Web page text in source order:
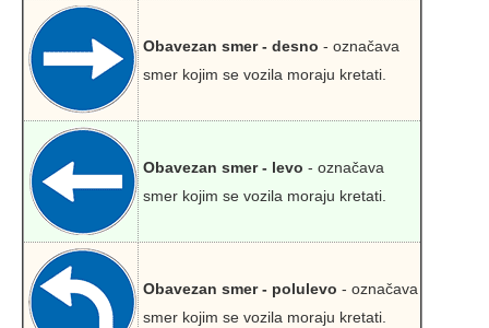
Obavezan smer - desno - označava
smer kojim se vozila moraju kretati.
Obavezan smer - levo - označava
smer kojim se vozila moraju kretati.
Obavezan smer - polulevo - označava
smer kojim se vozila moraju kretati.